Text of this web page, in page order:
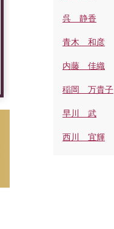
呉 静香
青木 和彦
内藤 佳織
稲岡 万貴子
早川 武
西川 宜輝